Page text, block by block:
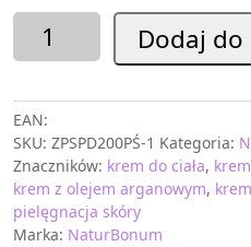
ilość
Zestaw
Słodkie
Pomarańcze
-
Średni
w
zimowym
Dodaj do
EAN:
SKU:ZPSPD200PŚ-1 Kategoria:
Znaczników: krem do ciała,
krem z olejem arganowym,
pielęgnacja skóry
Marka: NaturBonum